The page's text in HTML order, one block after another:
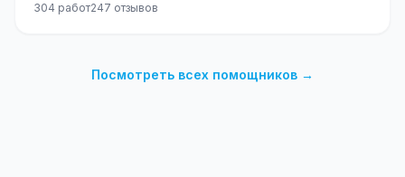
304 работ247 отзывов
Посмотреть всех помощников →